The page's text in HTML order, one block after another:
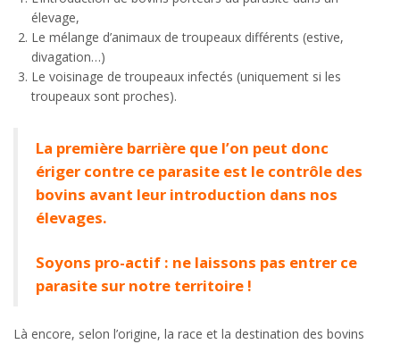
élevage,
Le mélange d’animaux de troupeaux différents (estive,
divagation…)
Le voisinage de troupeaux infectés (uniquement si les
troupeaux sont proches).
La première barrière que l’on peut donc
ériger contre ce parasite est le contrôle des
bovins avant leur introduction dans nos
élevages.
Soyons pro-actif : ne laissons pas entrer ce
parasite sur notre territoire !
Là encore, selon l’origine, la race et la destination des bovins